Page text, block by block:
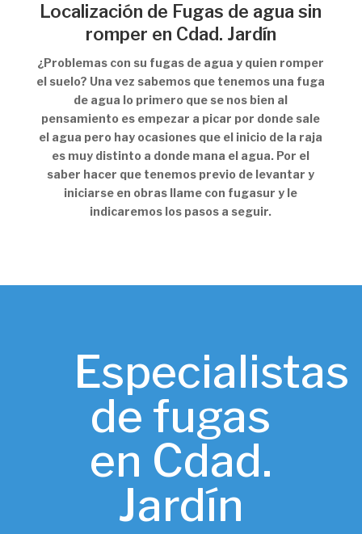
Localización de Fugas de agua sin
romper en Cdad. Jardín
¿Problemas con su fugas de agua y quien romper
el suelo? Una vez sabemos que tenemos una fuga
de agua lo primero que se nos bien al
pensamiento es empezar a picar por donde sale
el agua pero hay ocasiones que el inicio de la raja
es muy distinto a donde mana el agua. Por el
saber hacer que tenemos previo de levantar y
iniciarse en obras llame con fugasur y le
indicaremos los pasos a seguir.
Especialistas
de fugas
en Cdad.
Jardín